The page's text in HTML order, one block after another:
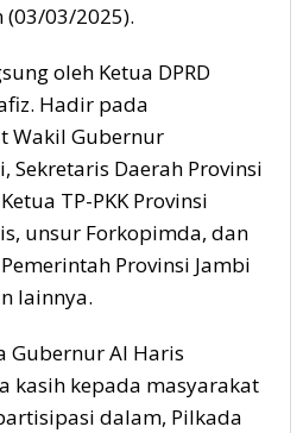
(03/03/2025).
oleh Ketua DPRD
Hadir pada
Wakil Gubernur
Sekretaris Daerah Provinsi
TP-PKK Provinsi
unsur Forkopimda, dan
Provinsi Jambi
lainnya.
Gubernur Al Haris
kasih kepada masyarakat
dalam, Pilkada